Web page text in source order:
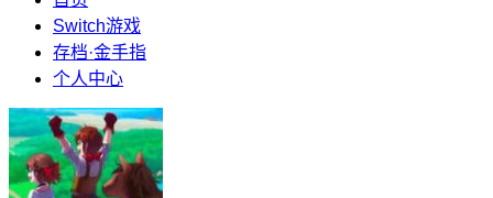
Switch游戏
存档·金手指
个人中心